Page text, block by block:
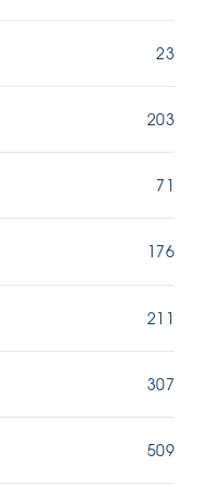
23
203
71
176
211
307
509